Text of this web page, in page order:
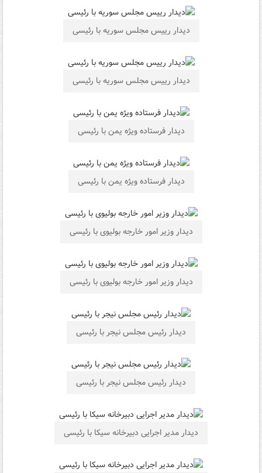
دیدار رییس مجلس سوریه با رئیسی
دیدار رییس مجلس سوریه با رئیسی
دیدار فرستاده ویژه یمن با رئیسی
دیدار فرستاده ویژه یمن با رئیسی
دیدار وزیر امور خارجه بولیوی با رئیسی
دیدار وزیر امور خارجه بولیوی با رئیسی
دیدار رئیس مجلس نیجر با رئیسی
دیدار رئیس مجلس نیجر با رئیسی
دیدار مدیر اجرایی دبیرخانه سیکا با رئیسی